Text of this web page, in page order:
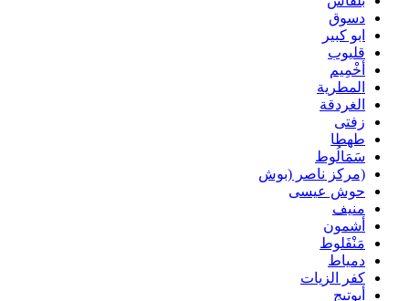
دسوق
ابو كبير
قليوب
أخْمِيم
المطرية
الغردقة
زفتى
طهطا
سَمَالُوط
(مركز ناصر (بوش
حوش عيسى
منيف
أشمون
مَنْفَلوط
دمياط
كفر الزيات
أبوتيج